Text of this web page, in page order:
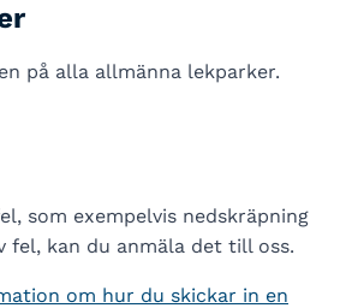
på alla allmänna lekparker.
som exempelvis nedskräpning
fel, kan du anmäla det till oss.
om hur du skickar in en